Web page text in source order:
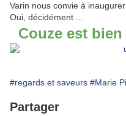
Varin nous convie à
Oui, décidément ...
Couze est
#regards et saveurs #Marie
Partager